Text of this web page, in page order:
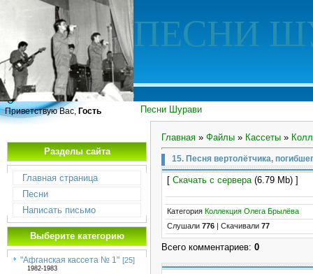
ПЕСНИ
Песни Шурави
Приветствую Вас, Гость
Разделы сайта
Главная страница
Песни
Написать письмо
Выберите категорию
"Афганская кассета № 1" [25]
1982-1983
Главная » Файлы » Кассеты »
15. Песня вертолётчика,
[ Скачать с сервера(6.79 Mb) ]
Категория Коллекция Олега Брылёва
Слушали 776 Скачивали 77
Всего комментариев: 0